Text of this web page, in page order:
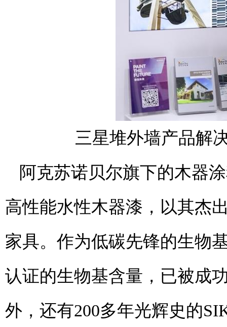
三星堆外墙产品解
阿克苏诺贝尔旗下的木器
高性能水性木器漆，以其杰
家具。作为低碳先锋的生物
认证的生物基含量，已被成
外，还有200多年光辉史的